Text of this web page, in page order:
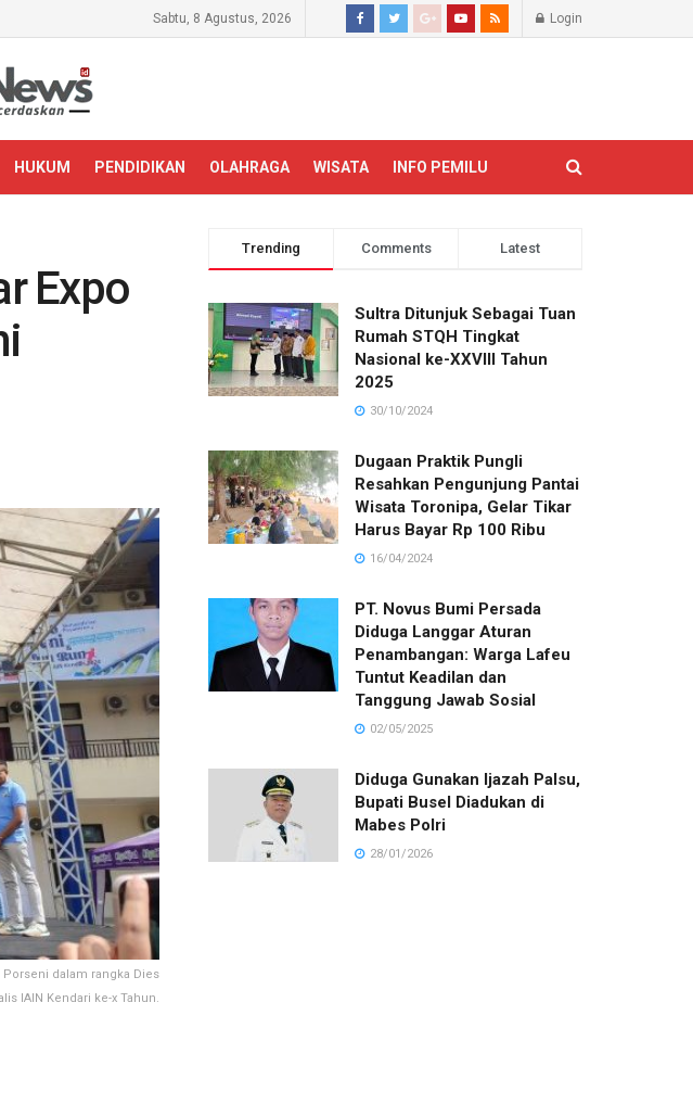
Sabtu, 8 Agustus, 2026 Login
HUKUM PENDIDIKAN OLAHRAGA WISATA INFO PEMILU
Expo
Porseni dalam rangka Dies
IAIN Kendari ke-x Tahun.
Trending Comments Latest
Sultra Ditunjuk Sebagai Tuan
Rumah STQH Tingkat
Nasional ke-XXVIII Tahun
2025
30/10/2024
Dugaan Praktik Pungli
Resahkan Pengunjung Pantai
Wisata Toronipa, Gelar Tikar
Harus Bayar Rp 100 Ribu
16/04/2024
PT. Novus Bumi Persada
Diduga Langgar Aturan
Penambangan: Warga Lafeu
Tuntut Keadilan dan
Tanggung Jawab Sosial
02/05/2025
Diduga Gunakan Ijazah Palsu,
Bupati Busel Diadukan di
Mabes Polri
28/01/2026